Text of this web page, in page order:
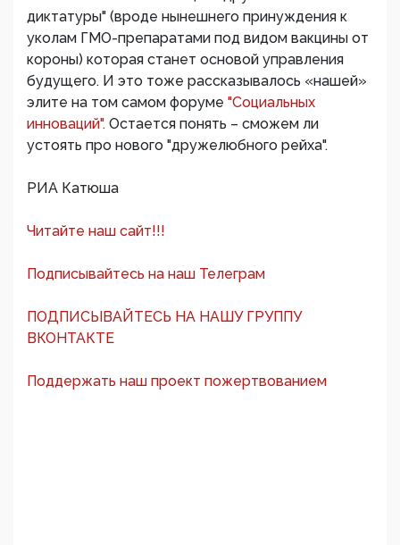
диктатуры" (вроде нынешнего принуждения к
уколам ГМО-препаратами под видом вакцины от
короны) которая станет основой управления
будущего. И это тоже рассказывалось «нашей»
элите на том самом форуме "Социальных
инноваций". Остается понять – сможем ли
устоять про нового "дружелюбного рейха".
РИА Катюша
Читайте наш сайт!!!
Подписывайтесь на наш Телеграм
ПОДПИСЫВАЙТЕСЬ НА НАШУ ГРУППУ
ВКОНТАКТЕ
Поддержать наш проект пожертвованием